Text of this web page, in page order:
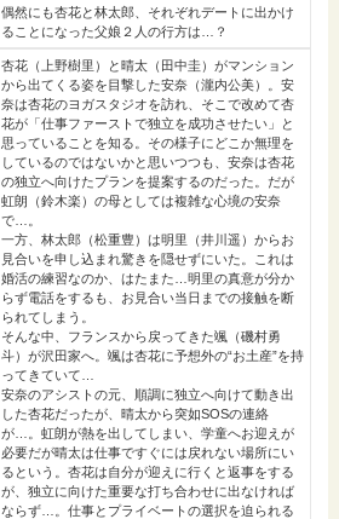
偶然にも杏花と林太郎、それぞれデートに出かけ
ることになった父娘２人の行方は…？
杏花（上野樹里）と晴太（田中圭）がマンション
から出てくる姿を目撃した安奈（瀧内公美）。安
奈は杏花のヨガスタジオを訪れ、そこで改めて杏
花が「仕事ファーストで独立を成功させたい」と
思っていることを知る。その様子にどこか無理を
しているのではないかと思いつつも、安奈は杏花
の独立へ向けたプランを提案するのだった。だが
虹朗（鈴木楽）の母としては複雑な心境の安奈
で…。
一方、林太郎（松重豊）は明里（井川遥）からお
見合いを申し込まれ驚きを隠せずにいた。これは
婚活の練習なのか、はたまた…明里の真意が分か
らず電話をするも、お見合い当日までの接触を断
られてしまう。
そんな中、フランスから戻ってきた颯（磯村勇
斗）が沢田家へ。颯は杏花に予想外の“お土産”を持
ってきていて…
安奈のアシストの元、順調に独立へ向けて動き出
した杏花だったが、晴太から突如SOSの連絡
が…。虹朗が熱を出してしまい、学童へお迎えが
必要だが晴太は仕事ですぐには戻れない場所にい
るという。杏花は自分が迎えに行くと返事をする
が、独立に向けた重要な打ち合わせに出なければ
ならず…。仕事とプライベートの選択を迫られる